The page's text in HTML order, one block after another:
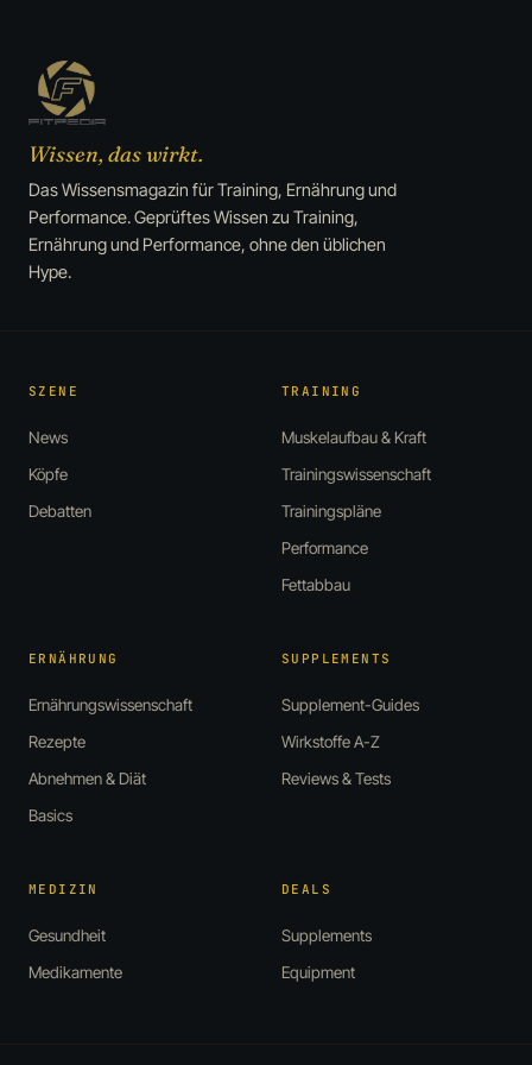
Wissen, das wirkt.
Das Wissensmagazin für Training, Ernährung und
Performance. Geprüftes Wissen zu Training,
Ernährung und Performance, ohne den üblichen
Hype.
SZENE
News
Köpfe
Debatten
TRAINING
Muskelaufbau & Kraft
Trainingswissenschaft
Trainingspläne
Performance
Fettabbau
ERNÄHRUNG
Ernährungswissenschaft
Rezepte
Abnehmen & Diät
Basics
SUPPLEMENTS
Supplement-Guides
Wirkstoffe A-Z
Reviews & Tests
MEDIZIN
Gesundheit
Medikamente
DEALS
Supplements
Equipment